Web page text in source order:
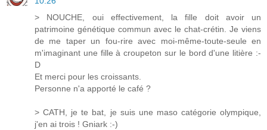
> NOUCHE, oui effectivement, la fille doit avoir un
patrimoine génétique commun avec le chat-crétin. Je viens
de me taper un fou-rire avec moi-même-toute-seule en
m'imaginant une fille à croupeton sur le bord d'une litière :-
D
Et merci pour les croissants.
Personne n'a apporté le café ?
> CATH, je te bat, je suis une maso catégorie olympique,
j'en ai trois ! Gniark :-)